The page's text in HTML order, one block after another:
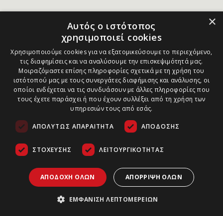
×
Αυτός ο ιστότοπος
χρησιμοποιεί cookies
Χρησιμοποιούμε cookies για να εξατομικεύσουμε το περιεχόμενο,
τις διαφημίσεις και να αναλύσουμε την επισκεψιμότητά μας.
Μοιραζόμαστε επίσης πληροφορίες σχετικά με τη χρήση του
ιστότοπού μας με τους συνεργάτες διαφήμισης και ανάλυσης, οι
οποίοι ενδέχεται να τις συνδυάσουν με άλλες πληροφορίες που
τους έχετε παράσχει ή που έχουν συλλέξει από τη χρήση των
υπηρεσιών τους από εσάς.
ΑΠΟΛΎΤΩΣ ΑΠΑΡΑΊΤΗΤΑ ΑΠΌΔΟΣΗΣ
ΣΤΌΧΕΥΣΗΣ ΛΕΙΤΟΥΡΓΙΚΌΤΗΤΑΣ
ΑΠΟΔΟΧΉ ΌΛΩΝ ΑΠΌΡΡΙΨΗ ΌΛΩΝ
ΕΜΦΆΝΙΣΗ ΛΕΠΤΟΜΕΡΕΙΏΝ